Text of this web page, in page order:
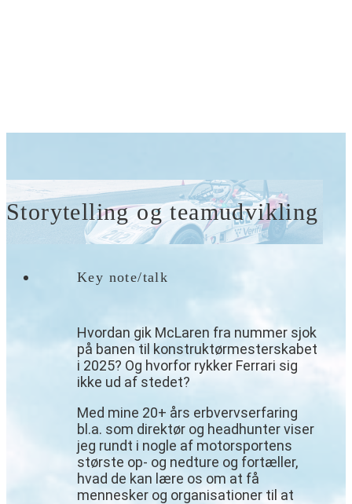
Storytelling og teamudvikling
Key note/talk
Hvordan gik McLaren fra nummer sjok
på banen til konstruktørmesterskabet
i 2025? Og hvorfor rykker Ferrari sig
ikke ud af stedet?
Med mine 20+ års erbvervserfaring
bl.a. som direktør og headhunter viser
jeg rundt i nogle af motorsportens
største op- og nedture og fortæller,
hvad de kan lære os om at få
mennesker og organisationer til at